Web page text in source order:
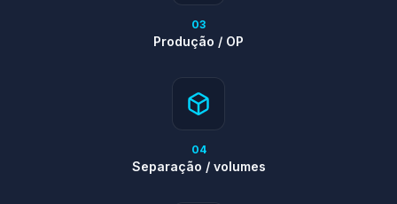
03
Produção / OP
04
Separação / volumes